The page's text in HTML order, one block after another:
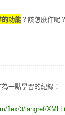
的功能？該怎麼作呢？
一點學習的紀錄：
flex/3/langref/